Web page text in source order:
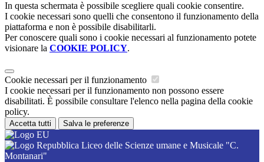
In questa schermata è possibile scegliere quali cookie consentire.
I cookie necessari sono quelli che consentono il funzionamento della
piattaforma e non è possibile disabilitarli.
Per conoscere quali sono i cookie necessari al funzionamento potete
visionare la COOKIE POLICY.
Cookie necessari per il funzionamento
I cookie necessari per il funzionamento non possono essere
disabilitati. È possibile consultare l'elenco nella pagina della cookie
policy.
Accetta tutti Salva le preferenze
Liceo delle Scienze umane e Musicale "C.
Montanari"